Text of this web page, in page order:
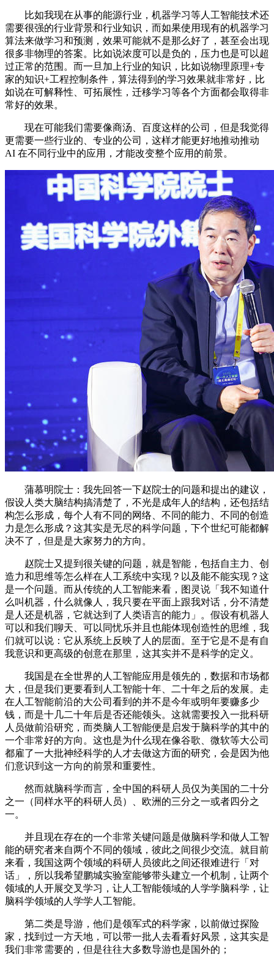
比如我现在从事的能源行业，机器学习等人工智能技术还
需要很强的行业背景和行业知识，而如果使用现有的机器学习
算法来做学习和预测，效果可能就不是那么好了，甚至会出现
很多非物理的答案。比如说浓度可以是负的，压力也是可以超
过正常的范围。而一旦加上行业的知识，比如说物理原理+专
家的知识+工程控制条件，算法得到的学习效果就非常好，比
如说在可解释性、可拓展性，迁移学习等各个方面都会取得非
常好的效果。
现在可能我们需要像商汤、百度这样的公司，但是我觉得
更需要一些行业的、专业的公司，这样才能更好地推动推动
AI 在不同行业中的应用，才能改变整个应用的前景。
蒲慕明院士：我先回答一下赵院士的问题和提出的建议，
假设人类大脑结构搞清楚了，不光是成年人的结构，还包括结
构怎么形成，每个人有不同的网络、不同的能力、不同的创造
力是怎么形成？这其实是无尽的科学问题，下个世纪可能都解
决不了，但是是大家努力的方向。
赵院士又提到很关键的问题，就是智能，包括自主力、创
造力和思维等怎么样在人工系统中实现？以及能不能实现？这
是一个问题。而从传统的人工智能来看，图灵说「我不知道什
么叫机器，什么就像人，我只要在平面上跟我对话，分不清楚
是人还是机器，它就达到了人类语言的能力」。假设有机器人
可以和我们聊天、可以同忧乐并且也能体现创造性的思维，我
们就可以说：它从系统上反映了人的层面。至于它是不是有自
我意识和更高级的创意在那里，这其实并不是科学的定义。
我国是在全世界的人工智能应用是领先的，数据和市场都
大，但是我们更要看到人工智能十年、二十年之后的发展。走
在人工智能前沿的大公司看到的并不是今年或明年要赚多少
钱，而是十几二十年后是否还能领头。这就需要投入一批科研
人员做前沿研究，而类脑人工智能便是启发于脑科学的其中的
一个非常好的方向。这也是为什么现在像谷歌、微软等大公司
都雇了一大批神经科学的人才去做这方面的研究，会是因为他
们意识到这一方向的前景和重要性。
然而就脑科学而言，全中国的科研人员仅为美国的二十分
之一（同样水平的科研人员）、欧洲的三分之一或者四分之
一。
并且现在存在的一个非常关键问题是做脑科学和做人工智
能的研究者来自两个不同的领域，彼此之间很少交流。就目前
来看，我国这两个领域的科研人员彼此之间还很难进行「对
话」，所以我希望鹏城实验室能够带头建立一个机制，让两个
领域的人开展交叉学习，让人工智能领域的人学学脑科学，让
脑科学领域的人学学人工智能。
第二类是导游，他们是领军式的科学家，以前做过探险
家，找到过一方天地，可以带一批人去看看好风景，这其实是
我们非常需要的，但是往往大多数导游也是国外的；